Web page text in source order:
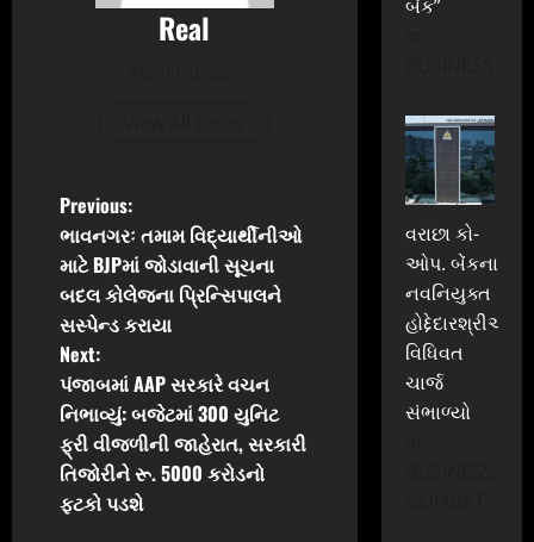
Real
P
o
s
t
n
a
v
Previous:
ભાવનગરઃ તમામ વિદ્યાર્થીનીઓ
માટે BJPમાં જોડાવાની સૂચના
બદલ કોલેજના પ્રિન્સિપાલને
સસ્પેન્ડ કરાયા
Next:
પંજાબમાં AAP સરકારે વચન
નિભાવ્યું: બજેટમાં 300 યુનિટ
ફ્રી વીજળીની જાહેરાત, સરકારી
તિજોરીને રૂ. 5000 કરોડનો
ફટકો પડશે
બેંક”
વરાછા કો-
ઓપ. બેંકના
નવનિયુક્ત
હોદ્દેદારશ્રીઓએ
વિધિવત
ચાર્જ
સંભાળ્યો